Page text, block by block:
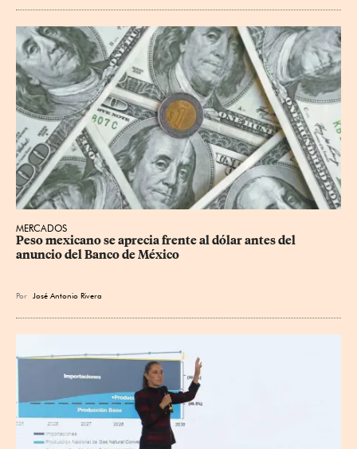
MERCADOS
Peso mexicano se aprecia frente al dólar antes del
anuncio del Banco de México
Por José Antonio Rivera